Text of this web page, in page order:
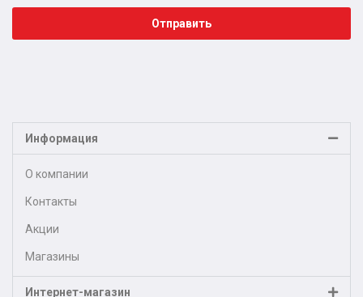
Отправить
Информация
О компании
Контакты
Акции
Магазины
Интернет-магазин